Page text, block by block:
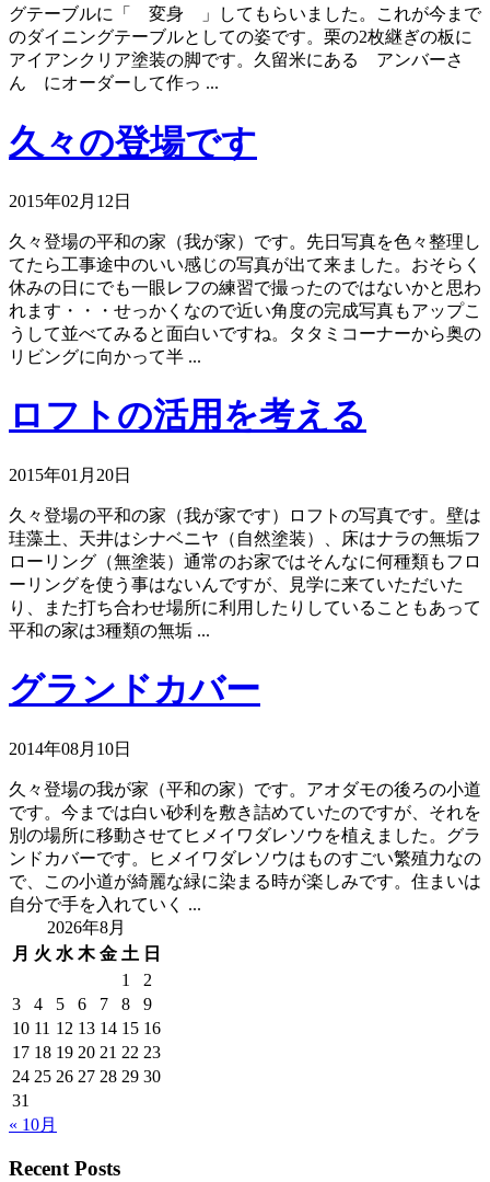
グテーブルに「 変身 」してもらいました。これが今まで
のダイニングテーブルとしての姿です。栗の2枚継ぎの板に
アイアンクリア塗装の脚です。久留米にある アンバーさ
ん にオーダーして作っ ...
久々の登場です
2015年02月12日
久々登場の平和の家（我が家）です。先日写真を色々整理し
てたら工事途中のいい感じの写真が出て来ました。おそらく
休みの日にでも一眼レフの練習で撮ったのではないかと思わ
れます・・・せっかくなので近い角度の完成写真もアップこ
うして並べてみると面白いですね。タタミコーナーから奥の
リビングに向かって半 ...
ロフトの活用を考える
2015年01月20日
久々登場の平和の家（我が家です）ロフトの写真です。壁は
珪藻土、天井はシナベニヤ（自然塗装）、床はナラの無垢フ
ローリング（無塗装）通常のお家ではそんなに何種類もフロ
ーリングを使う事はないんですが、見学に来ていただいた
り、また打ち合わせ場所に利用したりしていることもあって
平和の家は3種類の無垢 ...
グランドカバー
2014年08月10日
久々登場の我が家（平和の家）です。アオダモの後ろの小道
です。今までは白い砂利を敷き詰めていたのですが、それを
別の場所に移動させてヒメイワダレソウを植えました。グラ
ンドカバーです。ヒメイワダレソウはものすごい繁殖力なの
で、この小道が綺麗な緑に染まる時が楽しみです。住まいは
自分で手を入れていく ...
2026年8月
月 火 水 木 金 土 日
1
2
3
4 5 6 7 8
9
10 11 12 13 14 15 16
17 18 19 20 21 22 23
24 25 26 27 28 29 30
31
« 10月
Recent Posts